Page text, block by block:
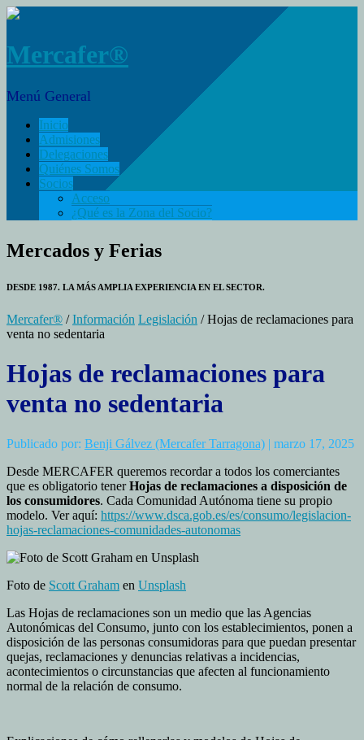
Mercafer®
Menú General
Inicio
Admisiones
Delegaciones
Quiénes Somos
Socios
Acceso
¿Qué es la Zona del Socio?
Mercados y Ferias
DESDE 1987. LA MÁS AMPLIA EXPERIENCIA EN EL SECTOR.
Mercafer® /Información Legislación / Hojas de reclamaciones para
venta no sedentaria
Hojas de reclamaciones para
venta no sedentaria
Publicado por: Benji Gálvez (Mercafer Tarragona) | marzo 17, 2025
Desde MERCAFER queremos recordar a todos los comerciantes
que es obligatorio tenerHojas de reclamaciones a disposición de
los consumidores. Cada Comunidad Autónoma tiene su propio
modelo. Ver aquí: https://www.dsca.gob.es/es/consumo/legislacion-
hojas-reclamaciones-comunidades-autonomas
Foto de Scott Graham en Unsplash
Las Hojas de reclamaciones son un medio que las Agencias
Autonómicas del Consumo, junto con los establecimientos, ponen a
disposición de las personas consumidoras para que puedan presentar
quejas, reclamaciones y denuncias relativas a incidencias,
acontecimientos o circunstancias que afecten al funcionamiento
normal de la relación de consumo.